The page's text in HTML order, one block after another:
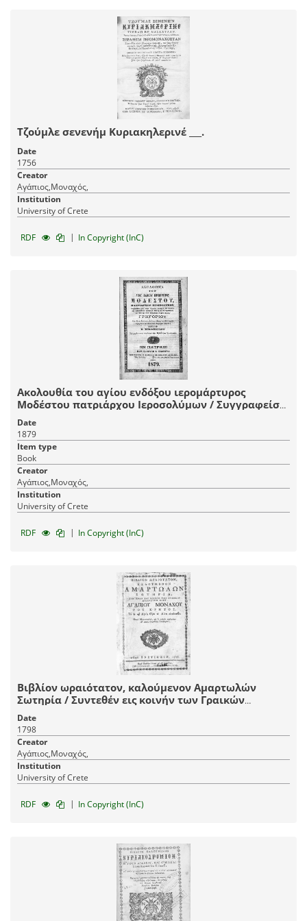
αφιετλιγή ιτζήν, σεφάγι τενντιριζλίκ ιτζήν,
χέρτουρλου κιουναχλαρίν κασαβετλή περελερή, βε
Τζούμλε σενενήμ Κυριακηλερινέ ___.
Date
1756
Creator
Αγάπιος,Μοναχός,
Institution
University of Crete
RDF | In Copyright (InC)
Ακολουθία του αγίου ενδόξου ιερομάρτυρος
Μοδέστου πατριάρχου Ιεροσολύμων / Συγγραφείσα
μεν παρά Αγαπίου μοναχού του Κρητός, και
εκδοθείσα το πρώτον δι΄ αδείας του Παναγιωτάτου
και Οικουμενικού Πατριάρχου Κυρίου Κυρίου
Γρηγορίου.
Date
1879
Item type
Book
Creator
Αγάπιος,Μοναχός,
Institution
University of Crete
RDF | In Copyright (InC)
Βιβλίον ωραιότατον, καλούμενον Αμαρτωλών
Σωτηρία / Συντεθέν εις κοινήν των Γραικών
διάλεκτον παρά Αγαπίου Μοναχού του Κρητός ___.
Date
1798
Creator
Αγάπιος,Μοναχός,
Institution
University of Crete
RDF | In Copyright (InC)